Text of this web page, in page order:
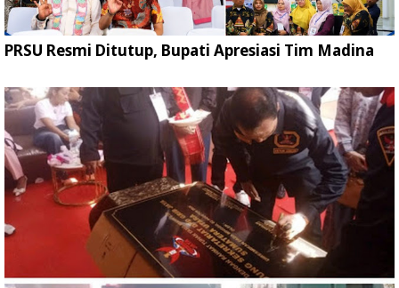
PRSU Resmi Ditutup, Bupati Apresiasi Tim Madina